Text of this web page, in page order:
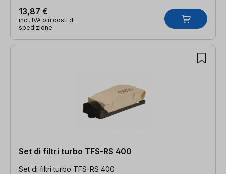
13,87 €
incl. IVA più costi di
spedizione
Set di filtri turbo TFS-RS 400
Set di filtri turbo TFS-RS 400